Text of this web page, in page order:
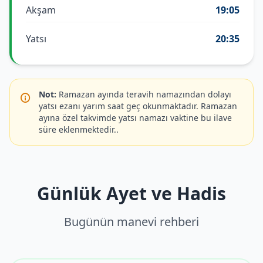
Akşam 19:05
Yatsı 20:35
Not: Ramazan ayında teravih namazından dolayı
yatsı ezanı yarım saat geç okunmaktadır. Ramazan
ayına özel takvimde yatsı namazı vaktine bu ilave
süre eklenmektedir..
Günlük Ayet ve Hadis
Bugünün manevi rehberi